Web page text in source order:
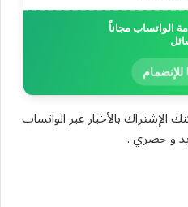
الواتساب مجاناً
للإنضمام
الإشتراك بالأخبار عبر الواتساب
و حصري .